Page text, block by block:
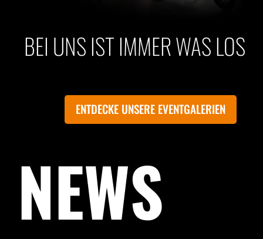
BEI UNS IST IMMER WAS LOS
ENTDECKE UNSERE EVENTGALERIEN
NEWS